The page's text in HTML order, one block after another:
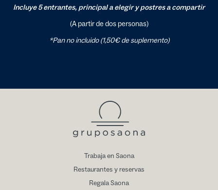
Incluye 5 entrantes, principal a elegir y postres a compartir
(A partir de dos personas)
*Pan no incluido (1,50€ de suplemento)
Trabaja en Saona
Restaurantes y reservas
Regala Saona